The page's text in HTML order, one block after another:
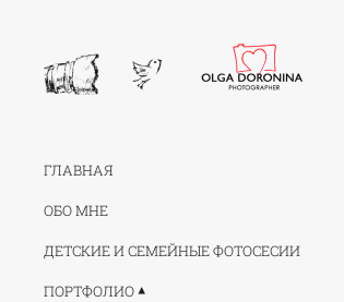
ГЛАВНАЯ
ОБО МНЕ
ДЕТСКИЕ И СЕМЕЙНЫЕ ФОТОСЕСИИ
ПОРТФОЛИО